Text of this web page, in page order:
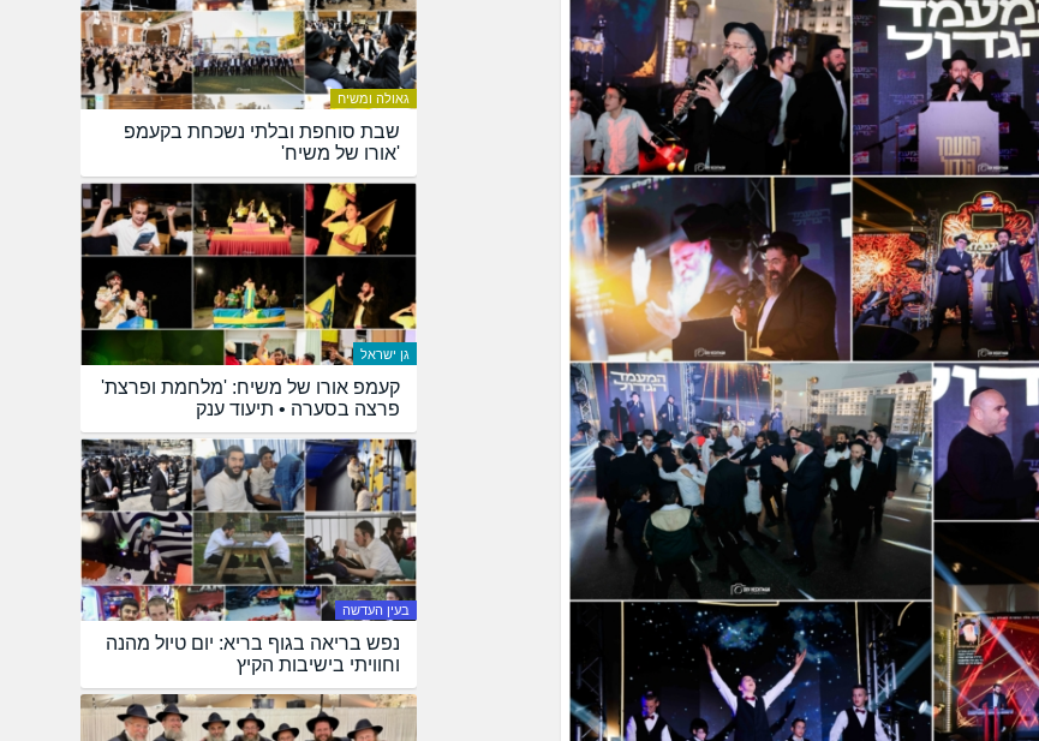
גאולה ומשיח
שבת סוחפת ובלתי נשכחת בקעמפ
'אורו של משיח'
גן ישראל
קעמפ אורו של משיח: 'מלחמת ופרצת'
פרצה בסערה • תיעוד ענק
בעין העדשה
נפש בריאה בגוף בריא: יום טיול מהנה
וחוויתי בישיבות הקיץ